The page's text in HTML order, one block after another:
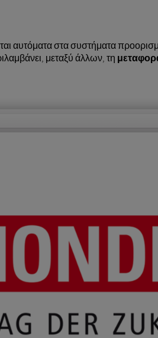
αυτόματα στα συστήματα
μεταξύ άλλων, τη